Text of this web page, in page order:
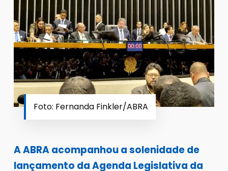
Foto: Fernanda Finkler/ABRA
A ABRA acompanhou a solenidade de
lançamento da Agenda Legislativa da